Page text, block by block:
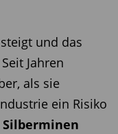
und das
Jahren
als sie
ein Risiko
Silberminen